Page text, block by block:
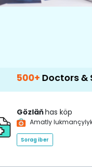
Doctors & Surgeons
Gözläňhas köp
Amatly
Sorag iber